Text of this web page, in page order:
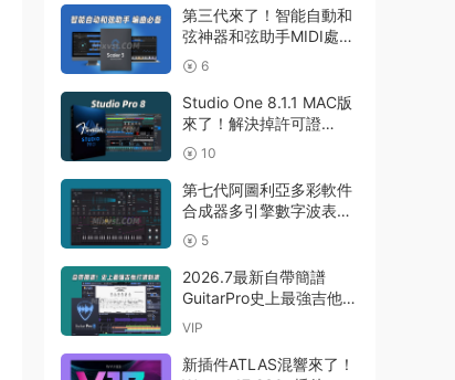
Producer Edition
v26.1.3.5336 (All
GUISEPPE MAC
第三代來了！智能自動和
弦神器和弦助手MIDI處理
Plugin Boutique – Scaler
3 v3.3.0 MAC
6
Studio One 8.1.1 MAC版
來了！解決掉許可證
Presonus Studio One
Pro 8 v8.1.1 MacOS U2B
完美中文破解版Fender
Studio Pro 8
10
第七代阿圖利亞多彩軟件
合成器多引擎數字波表合
成器 Arturia Pigments
v7.0.1 CE-V.R WIN
5
2026.7最新自帶簡譜
GuitarPro史上最強吉他打
譜制譜Guitar Pro 8.1.5-
VIP
新插件ATLAS混響來了！